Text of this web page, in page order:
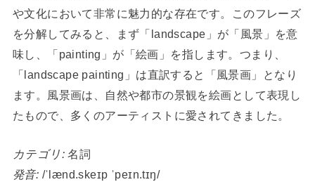
や文化において非常に魅力的な存在です。このフレーズ
を分解してみると、まず「landscape」が「風景」を意
味し、「painting」が「絵画」を指します。つまり、
「landscape painting」は直訳すると「風景画」となり
ます。風景画は、自然や都市の景観を絵画として表現し
たもので、多くのアーティストに愛されてきました。
カテゴリ:名詞
発音: /ˈlænd.skeɪp ˈpeɪn.tɪŋ/